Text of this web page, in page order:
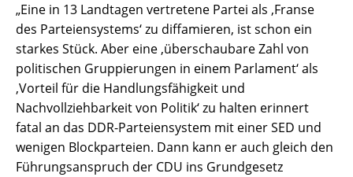
„Eine in 13 Landtagen vertretene Partei als ‚Franse
des Parteiensystems‘ zu diffamieren, ist schon ein
starkes Stück. Aber eine ‚überschaubare Zahl von
politischen Gruppierungen in einem Parlament‘ als
‚Vorteil für die Handlungsfähigkeit und
Nachvollziehbarkeit von Politik‘ zu halten erinnert
fatal an das DDR-Parteiensystem mit einer SED und
wenigen Blockparteien. Dann kann er auch gleich den
Führungsanspruch der CDU ins Grundgesetz